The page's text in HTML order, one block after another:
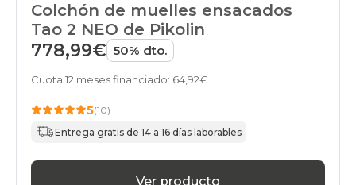
Colchón de muelles ensacados
Tao 2 NEO de Pikolin
778,99€ 50% dto.
Cuota 12 meses financiado: 64,92€
5(10)
Entrega gratis de 14 a 16 días laborables
Ver producto